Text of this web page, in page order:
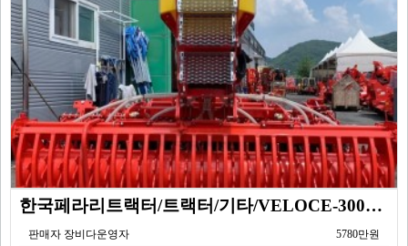
한국페라리트랙터/트랙터/기타/VELOCE-300PS500M2E/2022년식
판매자 장비다운영자 5780만원